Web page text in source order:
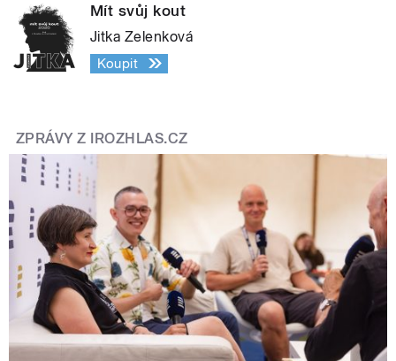
Mít svůj kout
Jitka Zelenková
Koupit
ZPRÁVY Z IROZHLAS.CZ